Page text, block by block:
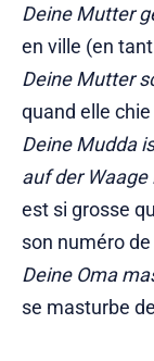
Deine Mutter
en ville (en
Deine Mutter
quand elle chie
Deine Mudda
auf der
est si grosse
son numéro
Deine Oma
se masturbe